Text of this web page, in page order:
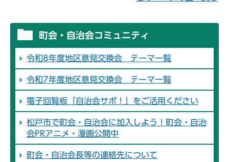
町会・自治会コミュニティ
令和8年度地区意見交換会 テーマ一覧
令和7年度地区意見交換会 テーマ一覧
電子回覧板「自治会サポ！」をご活用ください
松戸市で町会・自治会に加入しよう！町会・自治
会PRアニメ・漫画公開中
町会・自治会長等の連絡先について